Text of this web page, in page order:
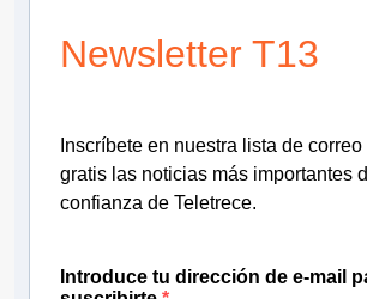
Newsletter T13
Inscríbete en nuestra lista de
gratis las noticias más importantes
confianza de Teletrece.
Introduce tu dirección de e-mail